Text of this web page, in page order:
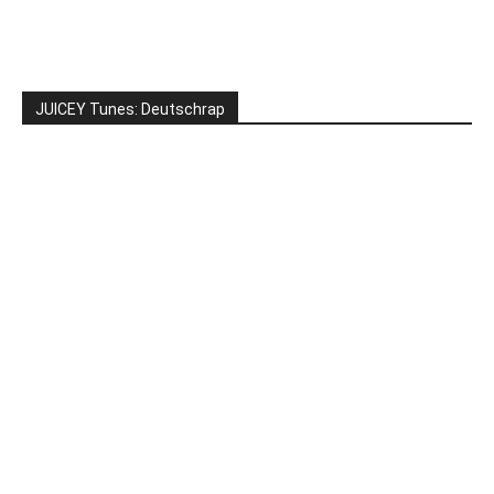
JUICEY Tunes: Deutschrap